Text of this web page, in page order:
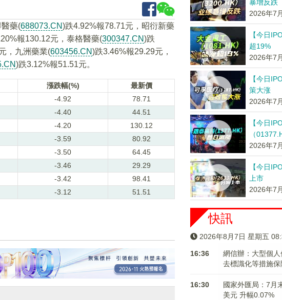
醫藥(688073.CN)跌4.92%報78.71元，昭衍新藥
報130.12元，泰格醫藥(300347.CN)跌
，九洲藥業(603456.CN)跌3.46%報29.29元，
)跌3.12%報51.51元。
漲跌幅(%)
最新價
-4.92
78.71
-4.40
44.51
-4.20
130.12
-3.59
80.92
-3.50
64.45
-3.46
29.29
-3.42
98.41
-3.12 51.51
暴增反跌
2026年7
【今日
超19%
2026年7
【今日
策大涨
2026年7
【今日
（
2026年7
【今日
上市
2026年7
快訊
2026年8月7日 星期五
16:36
網信辦：大型個人
去標識化等措施
16:30
國家外匯局：7月
美元 升幅0.07%